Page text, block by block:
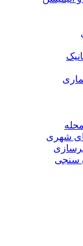
شهری
سنجی